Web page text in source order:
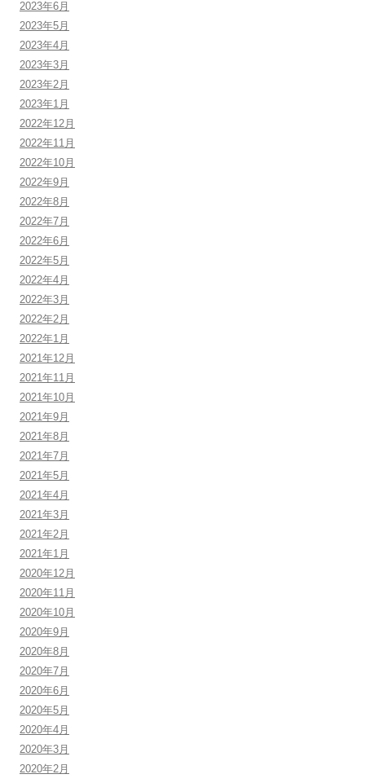
2023年6月
2023年5月
2023年4月
2023年3月
2023年2月
2023年1月
2022年12月
2022年11月
2022年10月
2022年9月
2022年8月
2022年7月
2022年6月
2022年5月
2022年4月
2022年3月
2022年2月
2022年1月
2021年12月
2021年11月
2021年10月
2021年9月
2021年8月
2021年7月
2021年5月
2021年4月
2021年3月
2021年2月
2021年1月
2020年12月
2020年11月
2020年10月
2020年9月
2020年8月
2020年7月
2020年6月
2020年5月
2020年4月
2020年3月
2020年2月